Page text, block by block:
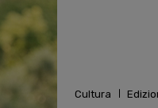
Cultura